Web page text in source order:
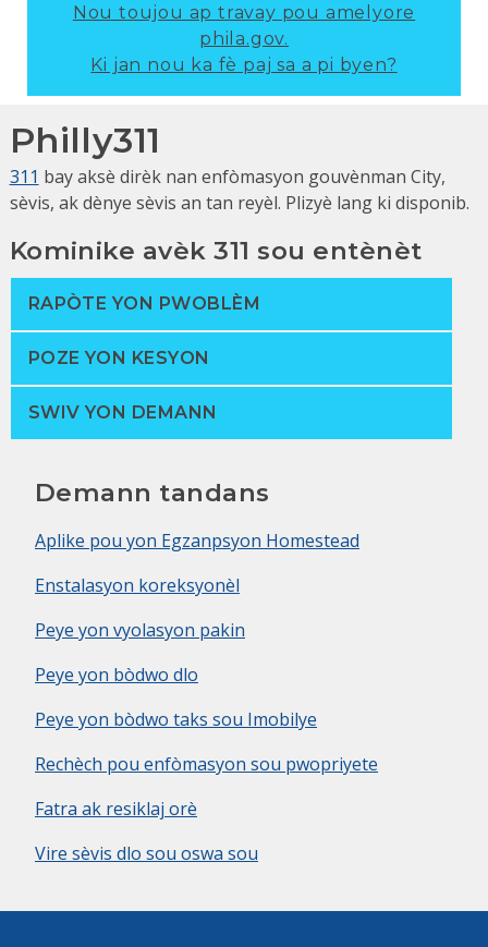
Nou toujou ap travay pou amelyore
phila.gov.
Ki jan nou ka fè paj sa a pi byen?
Philly311
311 bay aksè dirèk nan enfòmasyon gouvènman City,
sèvis, ak dènye sèvis an tan reyèl. Plizyè lang ki disponib.
Kominike avèk 311 sou entènèt
RAPÒTE YON PWOBLÈM
POZE YON KESYON
SWIV YON DEMANN
Demann tandans
Aplike pou yon Egzanpsyon Homestead
Enstalasyon koreksyonèl
Peye yon vyolasyon pakin
Peye yon bòdwo dlo
Peye yon bòdwo taks sou Imobilye
Rechèch pou enfòmasyon sou pwopriyete
Fatra ak resiklaj orè
Vire sèvis dlo sou oswa sou